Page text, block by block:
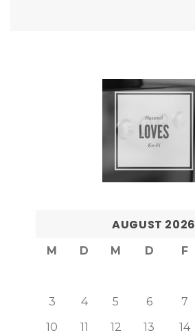
AUGUST 2026
M D M D F
3
4 5 6 7
10
11 12 13 14